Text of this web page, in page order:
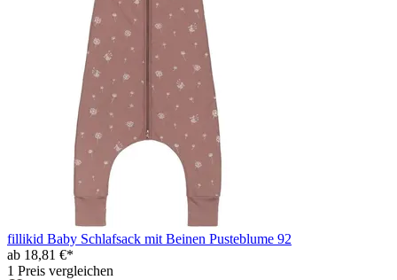
fillikid Baby Schlafsack mit Beinen Pusteblume 92
ab 18,81 €*
1 Preis vergleichen